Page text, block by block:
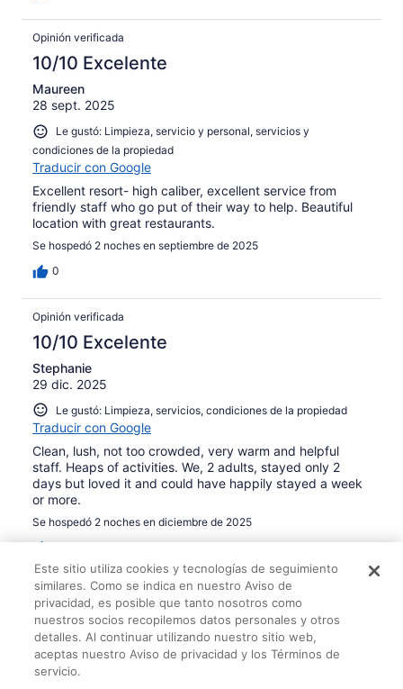
Opinión verificada
10/10 Excelente
Maureen
28 sept. 2025
Le gustó: Limpieza, servicio y personal, servicios y
condiciones de la propiedad
Traducir con Google
Excellent resort- high caliber, excellent service from
friendly staff who go put of their way to help. Beautiful
location with great restaurants.
Se hospedó 2 noches en septiembre de 2025
0
Opinión verificada
10/10 Excelente
Stephanie
29 dic. 2025
Le gustó: Limpieza, servicios, condiciones de la propiedad
Traducir con Google
Clean, lush, not too crowded, very warm and helpful
staff. Heaps of activities. We, 2 adults, stayed only 2
days but loved it and could have happily stayed a week
or more.
Se hospedó 2 noches en diciembre de 2025
Opinión verificada
10/10 Excelente
Michael
8 abr. 2025
Este sitio utiliza cookies y tecnologías de seguimiento
similares. Como se indica en nuestro Aviso de
privacidad, es posible que tanto nosotros como
nuestros socios recopilemos datos personales y otros
detalles. Al continuar utilizando nuestro sitio web,
aceptas nuestro Aviso de privacidad y los Términos de
servicio.